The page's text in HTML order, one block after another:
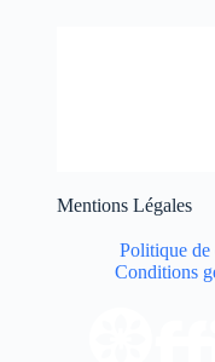
Mentions Légales
Politique de
Conditions